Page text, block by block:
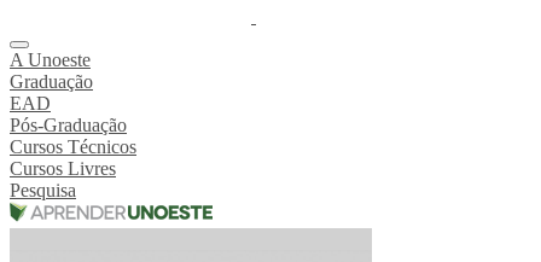
A Unoeste
Graduação
EAD
Pós-Graduação
Cursos Técnicos
Cursos Livres
Pesquisa